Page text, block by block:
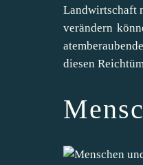
Landwirtschaft
verändern
diesen